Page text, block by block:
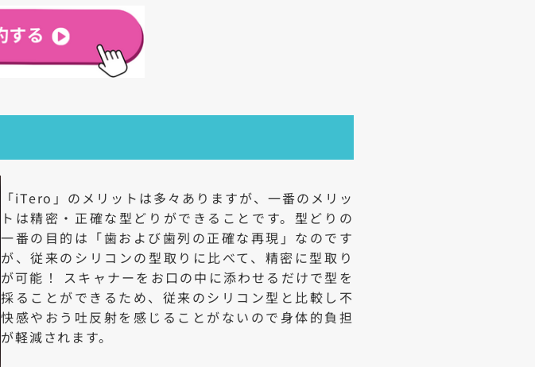
「iTero」のメリットは多々ありますが、一番のメリッ
トは精密・正確な型どりができることです。型どりの
一番の目的は「歯および歯列の正確な再現」なのです
が、従来のシリコンの型取りに比べて、精密に型取り
が可能！ スキャナーをお口の中に添わせるだけで型を
採ることができるため、従来のシリコン型と比較し不
快感やおう吐反射を感じることがないので身体的負担
が軽減されます。